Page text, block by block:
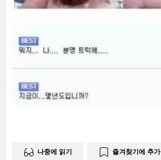
나중에 읽기 즐겨찾기에 추가